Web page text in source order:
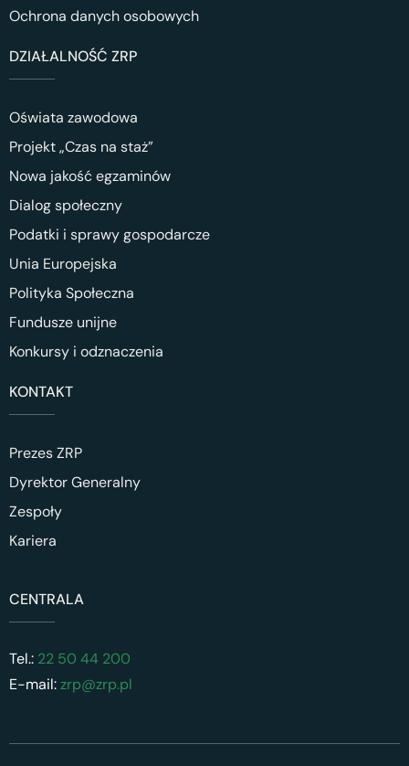
Ochrona danych osobowych
DZIAŁALNOŚĆ ZRP
Oświata zawodowa
Projekt „Czas na staż”
Nowa jakość egzaminów
Dialog społeczny
Podatki i sprawy gospodarcze
Unia Europejska
Polityka Społeczna
Fundusze unijne
Konkursy i odznaczenia
KONTAKT
Prezes ZRP
Dyrektor Generalny
Zespoły
Kariera
CENTRALA
Tel.: 22 50 44 200
E-mail:zrp@zrp.pl